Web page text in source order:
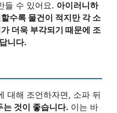
들 수 있어요. 아이러니하
수록 물건이 적지만 각 소
더욱 부각되기 때문에 조
니다.
대해 조언하자면, 소파 뒤
는 것이 좋습니다. 이는 바